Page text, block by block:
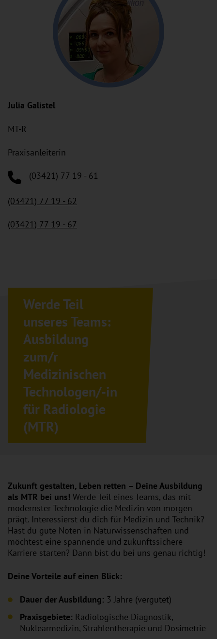
Julia Galistel
MT-R
Praxisanleiterin
(03421) 77 19 - 61
(03421) 77 19 - 62
(03421) 77 19 - 67
Werde Teil
unseres Teams:
Ausbildung
zum/r
Medizinischen
Technologen/-in
für Radiologie
(MTR)
Zukunft gestalten, Leben retten – Deine Ausbildung
als MTR bei uns! Werde Teil eines Teams, das mit
modernster Technologie die Medizin von morgen
prägt. Interessierst du dich für Medizin und Technik?
Hast du gute Noten in Naturwissenschaften und
möchtest eine spannende und zukunftssichere
Karriere starten? Dann bist du bei uns genau richtig!
Deine Vorteile auf einen Blick:
Dauer der Ausbildung: 3 Jahre (vergütet)
Praxisgebiete: Radiologische Diagnostik,
Nuklearmedizin, Strahlentherapie und Dosimetrie